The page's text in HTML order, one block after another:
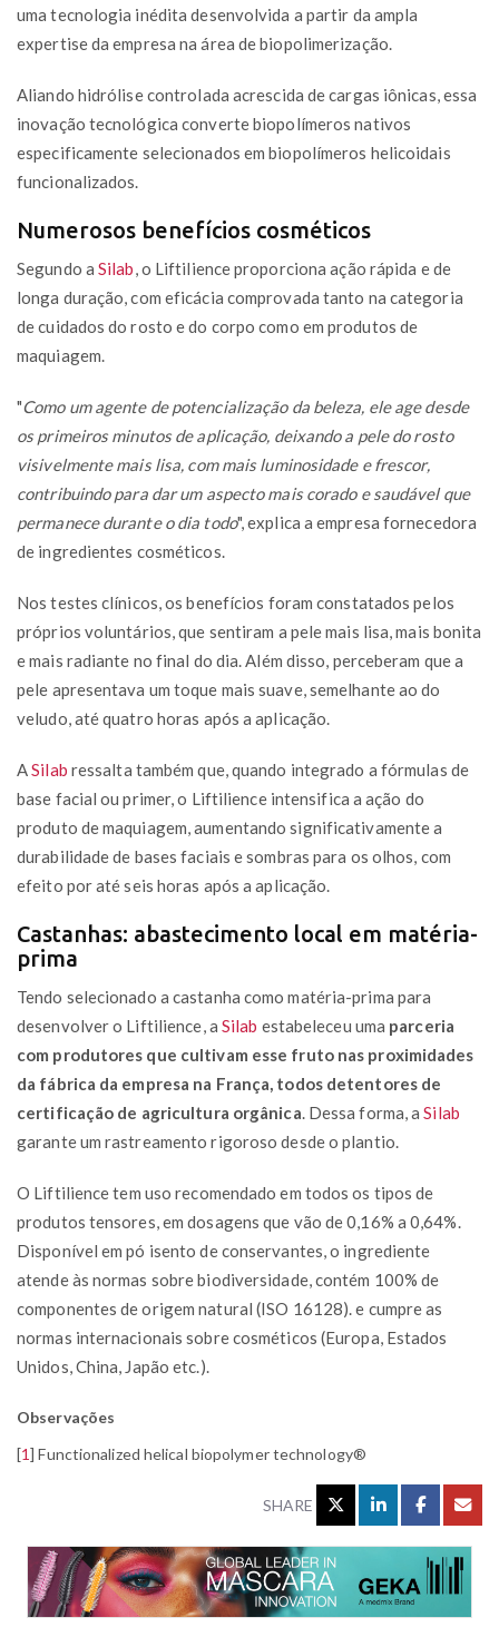
uma tecnologia inédita desenvolvida a partir da ampla
expertise da empresa na área de biopolimerização.
Aliando hidrólise controlada acrescida de cargas iônicas, essa
inovação tecnológica converte biopolímeros nativos
especificamente selecionados em biopolímeros helicoidais
funcionalizados.
Numerosos benefícios cosméticos
Segundo a Silab , o Liftilience proporciona ação rápida e de
longa duração, com eficácia comprovada tanto na categoria
de cuidados do rosto e do corpo como em produtos de
maquiagem.
"Como um agente de potencialização da beleza, ele age desde
os primeiros minutos de aplicação, deixando a pele do rosto
visivelmente mais lisa, com mais luminosidade e frescor,
contribuindo para dar um aspecto mais corado e saudável que
permanece durante o dia todo", explica a empresa fornecedora
de ingredientes cosméticos.
Nos testes clínicos, os benefícios foram constatados pelos
próprios voluntários, que sentiram a pele mais lisa, mais bonita
e mais radiante no final do dia. Além disso, perceberam que a
pele apresentava um toque mais suave, semelhante ao do
veludo, até quatro horas após a aplicação.
ASilab ressalta também que, quando integrado a fórmulas de
base facial ou primer, o Liftilience intensifica a ação do
produto de maquiagem, aumentando significativamente a
durabilidade de bases faciais e sombras para os olhos, com
efeito por até seis horas após a aplicação.
Castanhas: abastecimento local em matéria-
prima
Tendo selecionado a castanha como matéria-prima para
desenvolver o Liftilience, a Silab estabeleceu uma parceria
com produtores que cultivam esse fruto nas proximidades
da fábrica da empresa na França, todos detentores de
certificação de agricultura orgânica . Dessa forma, aSilab
garante um rastreamento rigoroso desde o plantio.
O Liftilience tem uso recomendado em todos os tipos de
produtos tensores, em dosagens que vão de 0,16% a 0,64%.
Disponível em pó isento de conservantes, o ingrediente
atende às normas sobre biodiversidade, contém 100% de
componentes de origem natural (ISO 16128). e cumpre as
normas internacionais sobre cosméticos (Europa, Estados
Unidos, China, Japão etc.).
Observações
[1]Functionalized helical biopolymer technology®
SHARE